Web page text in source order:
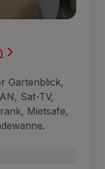
Gartenblick,
Sat-TV,
Mietsafe,